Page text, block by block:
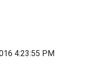
4:23:55 PM